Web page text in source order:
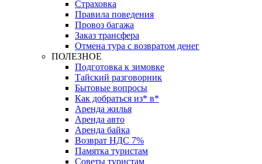
Страховка
Правила поведения
Провоз багажа
Заказ трансфера
Отмена тура с возвратом денег
ПОЛЕЗНОЕ
Подготовка к зимовке
Тайский разговорник
Бытовые вопросы
Как добраться из* в*
Аренда жилья
Аренда авто
Аренда байка
Возврат НДС 7%
Памятка туристам
Советы туристам